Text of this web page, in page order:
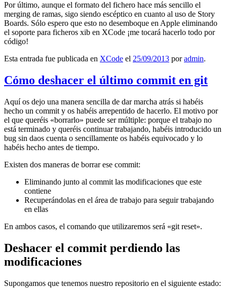
Por último, aunque el formato del fichero hace más sencillo el
merging de ramas, sigo siendo escéptico en cuanto al uso de Story
Boards. Sólo espero que esto no desemboque en Apple eliminando
el soporte para ficheros xib en XCode ¡me tocará hacerlo todo por
código!
Esta entrada fue publicada en XCode el 25/09/2013 poradmin.
Cómo deshacer el último commit en git
Aquí os dejo una manera sencilla de dar marcha atrás si habéis
hecho un commit y os habéis arrepentido de hacerlo. El motivo por
el que queréis «borrarlo» puede ser múltiple: porque el trabajo no
está terminado y queréis continuar trabajando, habéis introducido un
bug sin daos cuenta o sencillamente os habéis equivocado y lo
habéis hecho antes de tiempo.
Existen dos maneras de borrar ese commit:
Eliminando junto al commit las modificaciones que este
contiene
Recuperándolas en el área de trabajo para seguir trabajando
en ellas
En ambos casos, el comando que utilizaremos será «git reset».
Deshacer el commit perdiendo las
modificaciones
Supongamos que tenemos nuestro repositorio en el siguiente estado: